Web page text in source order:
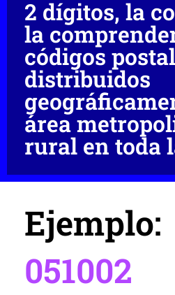
2 dígitos, la
la
códigos
distribuidos
área
rural en toda
Ejemplo:
051002